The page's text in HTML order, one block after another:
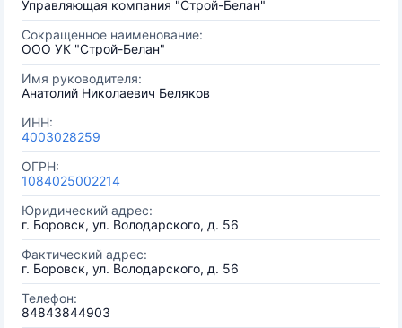
Управляющая компания "Строй-Белан"
Сокращенное наименование:
ООО УК "Строй-Белан"
Имя руководителя:
Анатолий Николаевич Беляков
ИНН:
4003028259
ОГРН:
1084025002214
Юридический адрес:
г. Боровск, ул. Володарского, д. 56
Фактический адрес:
г. Боровск, ул. Володарского, д. 56
Телефон:
84843844903